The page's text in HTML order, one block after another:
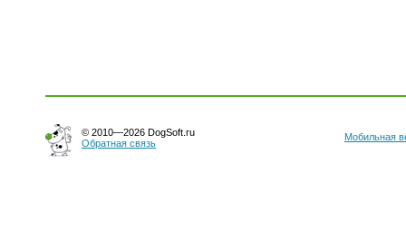
© 2010—2026 DogSoft.ru
Обратная связь
Мобильная